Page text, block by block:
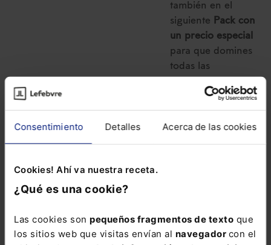
Consentimiento Detalles Acerca de las cookies
Cookies! Ahí va nuestra receta.
¿Qué es una cookie?
Las cookies son pequeños fragmentos de texto que
los sitios web que visitas envían al navegador con el
también en el
siguiente Pack con
un precio especial
para que domines
todas las
materia Laboral y
de Seguridad
Social:Pack
Memento Social +